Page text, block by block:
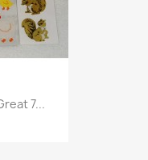
7...